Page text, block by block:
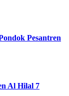
Pesantren
Al Hilal 7